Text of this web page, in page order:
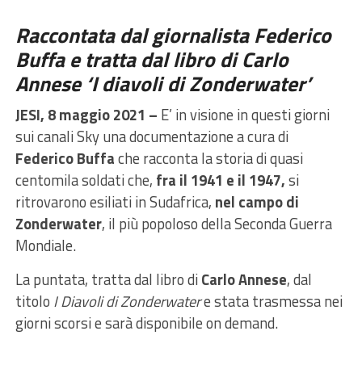
Raccontata dal giornalista Federico
Buffa e tratta dal libro di Carlo
Annese ‘I diavoli di Zonderwater’
JESI, 8 maggio 2021 – E’ in visione in questi giorni
sui canali Sky una documentazione a cura di
Federico Buffache racconta la storia di quasi
centomila soldati che, fra il 1941 e il 1947,si
ritrovarono esiliati in Sudafrica, nel campo di
Zonderwater, il più popoloso della Seconda Guerra
Mondiale.
La puntata, tratta dal libro diCarlo Annese, dal
titolo I Diavoli di Zonderwatere stata trasmessa nei
giorni scorsi e sarà disponibile on demand.